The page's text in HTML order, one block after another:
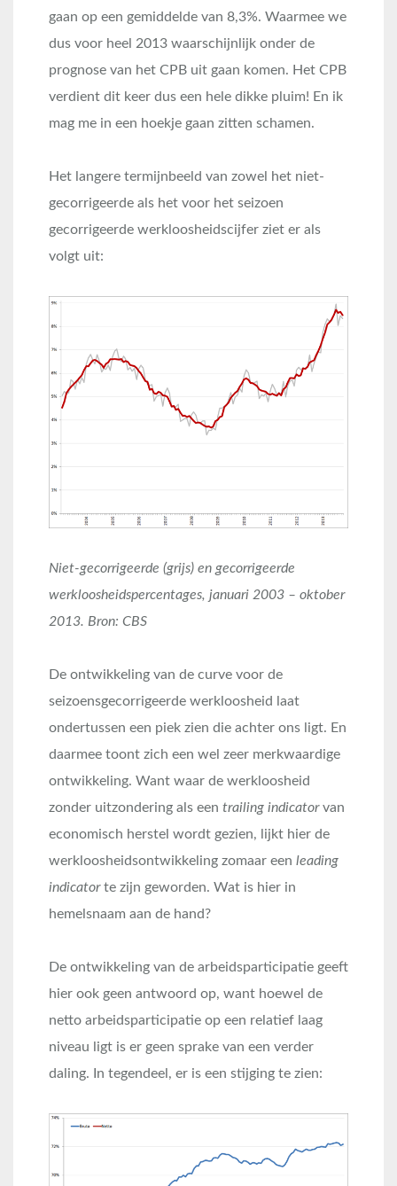
gaan op een gemiddelde van 8,3%. Waarmee we
dus voor heel 2013 waarschijnlijk onder de
prognose van het CPB uit gaan komen. Het CPB
verdient dit keer dus een hele dikke pluim! En ik
mag me in een hoekje gaan zitten schamen.
Het langere termijnbeeld van zowel het niet-
gecorrigeerde als het voor het seizoen
gecorrigeerde werkloosheidscijfer ziet er als
volgt uit:
Niet-gecorrigeerde (grijs) en gecorrigeerde
werkloosheidspercentages, januari 2003 – oktober
2013. Bron: CBS
De ontwikkeling van de curve voor de
seizoensgecorrigeerde werkloosheid laat
ondertussen een piek zien die achter ons ligt. En
daarmee toont zich een wel zeer merkwaardige
ontwikkeling. Want waar de werkloosheid
zonder uitzondering als een trailing indicatorvan
economisch herstel wordt gezien, lijkt hier de
werkloosheidsontwikkeling zomaar een leading
indicatorte zijn geworden. Wat is hier in
hemelsnaam aan de hand?
De ontwikkeling van de arbeidsparticipatie geeft
hier ook geen antwoord op, want hoewel de
netto arbeidsparticipatie op een relatief laag
niveau ligt is er geen sprake van een verder
daling. In tegendeel, er is een stijging te zien: